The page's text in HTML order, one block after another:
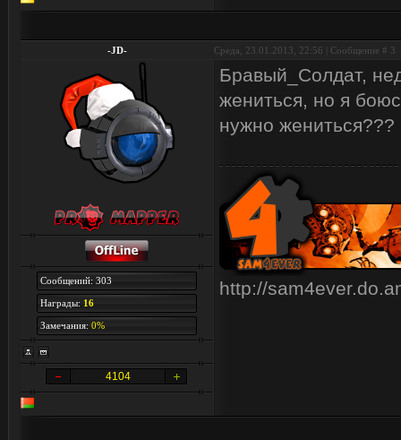
-JD- Среда, 23.01.2013, 22:56 | Сообщение # 3
Сообщений: 303
Награды: 16
Замечания: 0%
4104
Бравый_Солдат,
жениться, но я
нужно жениться???
http://